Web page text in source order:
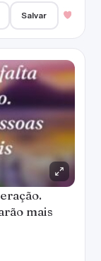
Salvar
mais